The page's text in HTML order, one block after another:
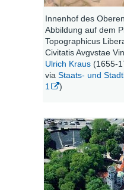
Innenhof des
Abbildung auf dem
Topographicus
Civitatis Avgvstae
Ulrich Kraus(1655-
via Staats- und
1
)